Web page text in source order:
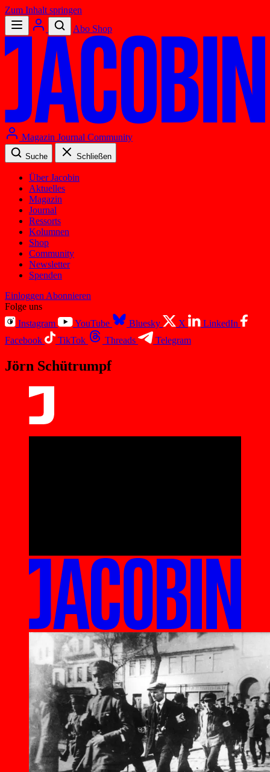
Zum Inhalt springen
Abo Shop
Magazin Journal Community
Suche Schließen
Über Jacobin
Aktuelles
Magazin
Journal
Ressorts
Kolumnen
Shop
Community
Newsletter
Spenden
Einloggen Abonnieren
Folge uns
Instagram
YouTube Bluesky X
LinkedIn
Facebook
TikTok Threads Telegram
Jörn Schütrumpf